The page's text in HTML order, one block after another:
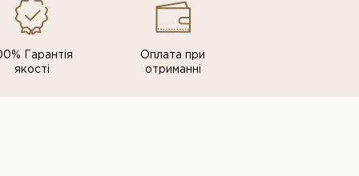
Гарантія
якості
Оплата при
отриманні